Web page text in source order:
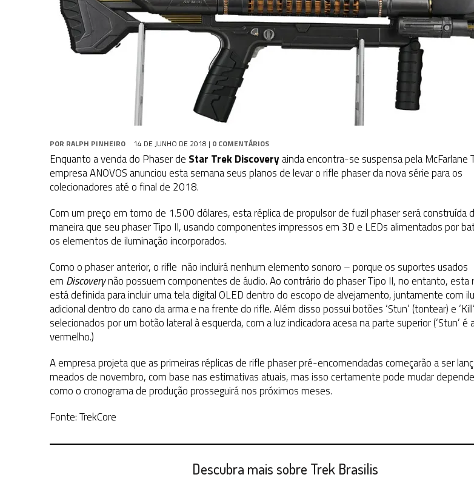
POR RALPH PINHEIRO 14 DE JUNHO DE 2018 | 0 COMENTÁRIOS
Enquanto a venda do Phaser de Star Trek Discoveryainda encontra-se suspensa pela McFarlane
empresa ANOVOS anunciou esta semana seus planos de levar o rifle phaser da nova série para os
colecionadores até o final de 2018.
Com um preço em torno de 1.500 dólares, esta réplica de propulsor de fuzil phaser será construída
maneira que seu phaser Tipo II, usando componentes impressos em 3D e LEDs alimentados por
os elementos de iluminação incorporados.
Como o phaser anterior, o rifle não incluirá nenhum elemento sonoro – porque os suportes usados
em Discoverynão possuem componentes de áudio. Ao contrário do phaser Tipo II, no entanto, esta
está definida para incluir uma tela digital OLED dentro do escopo de alvejamento, juntamente com
adicional dentro do cano da arma e na frente do rifle. Além disso possui botões ‘Stun’ (tontear) e
selecionados por um botão lateral à esquerda, com a luz indicadora acesa na parte superior (‘Stun’ é
vermelho.)
A empresa projeta que as primeiras réplicas de rifle phaser pré-encomendadas começarão a ser
meados de novembro, com base nas estimativas atuais, mas isso certamente pode mudar
como o cronograma de produção prosseguirá nos próximos meses.
Fonte: TrekCore
Descubra mais sobre Trek Brasilis